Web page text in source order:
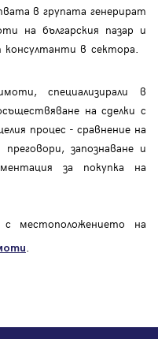
в групата генерират
на българския пазар и
в сектора.
специализирали в
на сделки с
процес - сравнение на
запознаване и
за покупка на
местоположението на